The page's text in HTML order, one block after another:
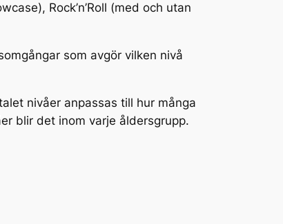
Rock’n’Roll (med och utan
som avgör vilken nivå
nivåer anpassas till hur många
blir det inom varje åldersgrupp.